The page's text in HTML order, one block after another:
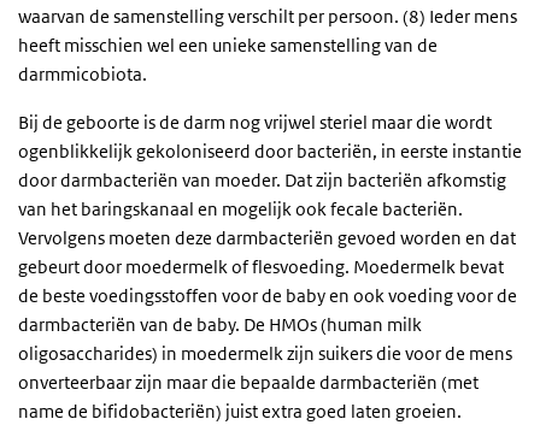
waarvan de samenstelling verschilt per persoon. (8) Ieder mens
heeft misschien wel een unieke samenstelling van de
darmmicobiota.
Bij de geboorte is de darm nog vrijwel steriel maar die wordt
ogenblikkelijk gekoloniseerd door bacteriën, in eerste instantie
door darmbacteriën van moeder. Dat zijn bacteriën afkomstig
van het baringskanaal en mogelijk ook fecale bacteriën.
Vervolgens moeten deze darmbacteriën gevoed worden en dat
gebeurt door moedermelk of flesvoeding. Moedermelk bevat
de beste voedingsstoffen voor de baby en ook voeding voor de
darmbacteriën van de baby. De HMOs (human milk
oligosaccharides) in moedermelk zijn suikers die voor de mens
onverteerbaar zijn maar die bepaalde darmbacteriën (met
name de bifidobacteriën) juist extra goed laten groeien.